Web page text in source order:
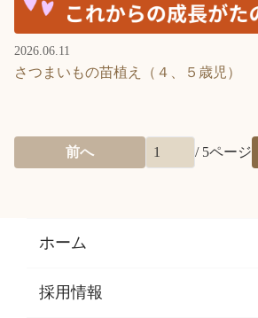
2026.06.11
さつまいもの苗植え（４、５歳児）
前へ / 5ページ
ホーム
採用情報